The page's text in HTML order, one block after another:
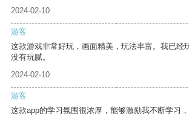
2024-02-10
游客
这款游戏非常好玩，画面精美，玩法丰富。我已经
没有玩腻。
2024-02-10
游客
这款app的学习氛围很浓厚，能够激励我不断学习